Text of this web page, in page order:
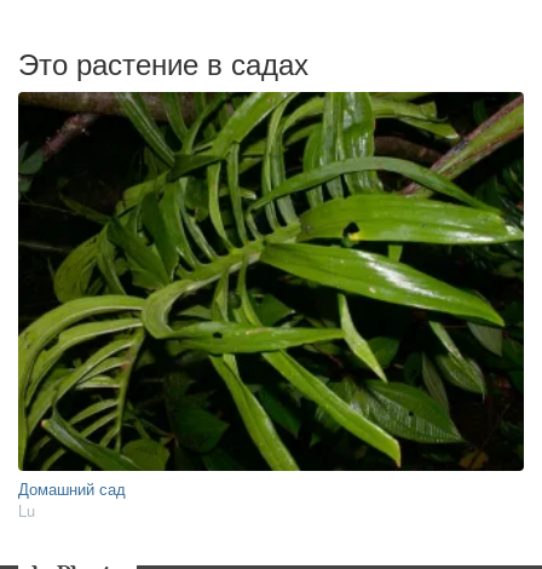
Это растение в садах
Домашний сад
Lu